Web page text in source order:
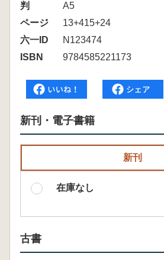
判
A5
ページ
13+415+24
六一ID
N123474
ISBN
9784585221173
新刊・電子書籍
新刊
在庫なし
古書